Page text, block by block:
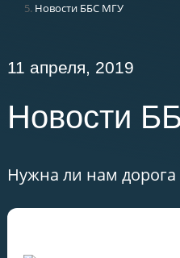
Новости ББС МГУ
11 апреля, 2019
Новости
Нужна ли нам